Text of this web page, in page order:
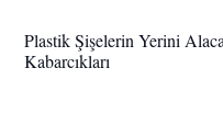
Plastik Şişelerin Yerini
Kabarcıkları